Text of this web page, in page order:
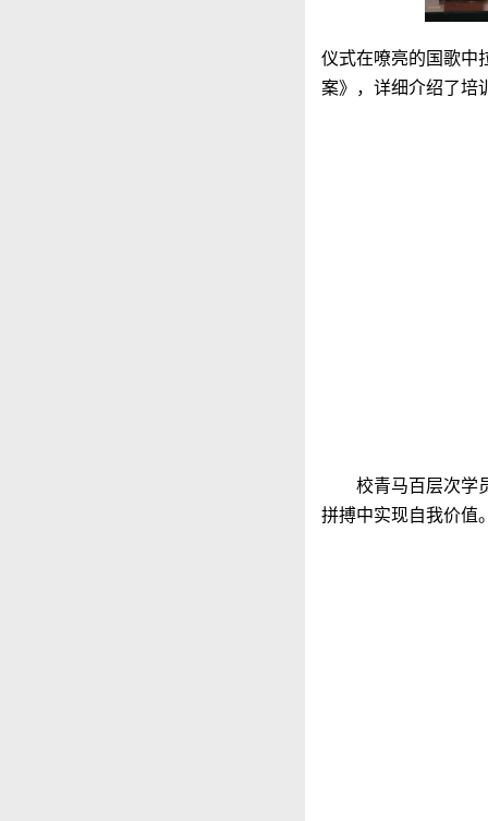
仪式在嘹亮的国歌中
案》，详细介绍了培
校青马百层次学
拼搏中实现自我价值